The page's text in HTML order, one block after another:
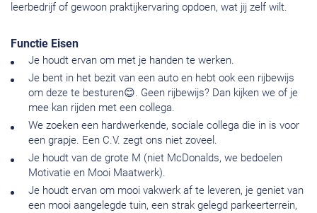
leerbedrijf of gewoon praktijkervaring opdoen, wat jij zelf wilt.
Functie Eisen
Je houdt ervan om met je handen te werken.
Je bent in het bezit van een auto en hebt ook een rijbewijs
om deze te besturen😊. Geen rijbewijs? Dan kijken we of je
mee kan rijden met een collega.
We zoeken een hardwerkende, sociale collega die in is voor
een grapje. Een C.V. zegt ons niet zoveel.
Je houdt van de grote M (niet McDonalds, we bedoelen
Motivatie en Mooi Maatwerk).
Je houdt ervan om mooi vakwerk af te leveren, je geniet van
een mooi aangelegde tuin, een strak gelegd parkeerterrein,